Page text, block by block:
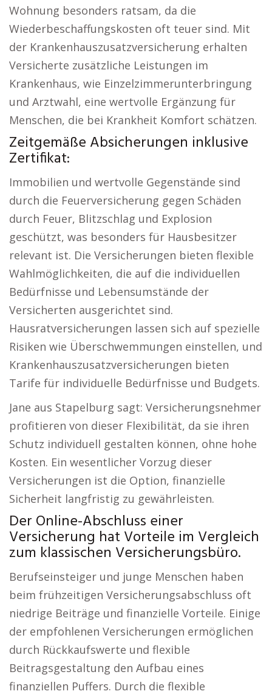
Wohnung besonders ratsam, da die
Wiederbeschaffungskosten oft teuer sind. Mit
der Krankenhauszusatzversicherung erhalten
Versicherte zusätzliche Leistungen im
Krankenhaus, wie Einzelzimmerunterbringung
und Arztwahl, eine wertvolle Ergänzung für
Menschen, die bei Krankheit Komfort schätzen.
Zeitgemäße Absicherungen inklusive
Zertifikat:
Immobilien und wertvolle Gegenstände sind
durch die Feuerversicherung gegen Schäden
durch Feuer, Blitzschlag und Explosion
geschützt, was besonders für Hausbesitzer
relevant ist. Die Versicherungen bieten flexible
Wahlmöglichkeiten, die auf die individuellen
Bedürfnisse und Lebensumstände der
Versicherten ausgerichtet sind.
Hausratversicherungen lassen sich auf spezielle
Risiken wie Überschwemmungen einstellen, und
Krankenhauszusatzversicherungen bieten
Tarife für individuelle Bedürfnisse und Budgets.
Jane aus Stapelburg sagt: Versicherungsnehmer
profitieren von dieser Flexibilität, da sie ihren
Schutz individuell gestalten können, ohne hohe
Kosten. Ein wesentlicher Vorzug dieser
Versicherungen ist die Option, finanzielle
Sicherheit langfristig zu gewährleisten.
Der Online-Abschluss einer
Versicherung hat Vorteile im Vergleich
zum klassischen Versicherungsbüro.
Berufseinsteiger und junge Menschen haben
beim frühzeitigen Versicherungsabschluss oft
niedrige Beiträge und finanzielle Vorteile. Einige
der empfohlenen Versicherungen ermöglichen
durch Rückkaufswerte und flexible
Beitragsgestaltung den Aufbau eines
finanziellen Puffers. Durch die flexible